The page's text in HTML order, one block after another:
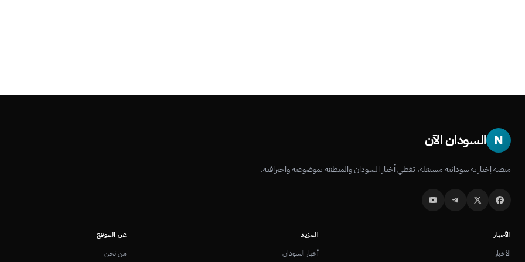
N السودان الآن
منصة إخبارية سودانية مستقلة، تغطي أخبار السودان والمنطقة بموضوعية واحترافية.
الأخبار
الأخبار
المزيد
أخبار السودان
عن الموقع
من نحن